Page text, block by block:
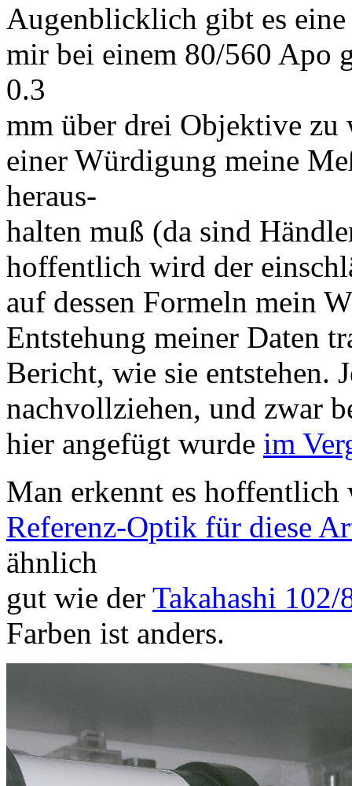
Augenblicklich gibt es
mir bei einem 80/560 Apo
0.3
mm über drei Objektive zu
einer Würdigung meine
heraus-
halten muß (da sind
hoffentlich wird der
auf dessen Formeln mein
Entstehung meiner Daten
Bericht, wie sie entstehen.
nachvollziehen, und zwar
hier angefügt wurde im
Man erkennt es
Referenz-Optik für diese
ähnlich
gut wie der Takahashi
Farben ist anders.